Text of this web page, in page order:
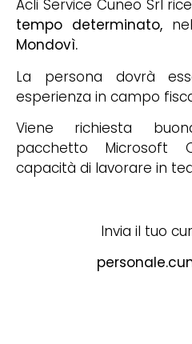
Acli Service Cuneo Srl
tempo determinato,
Mondovì.
La persona dovrà
esperienza in campo
Viene richiesta
pacchetto Microsoft
capacità di lavorare in
Invia il tuo